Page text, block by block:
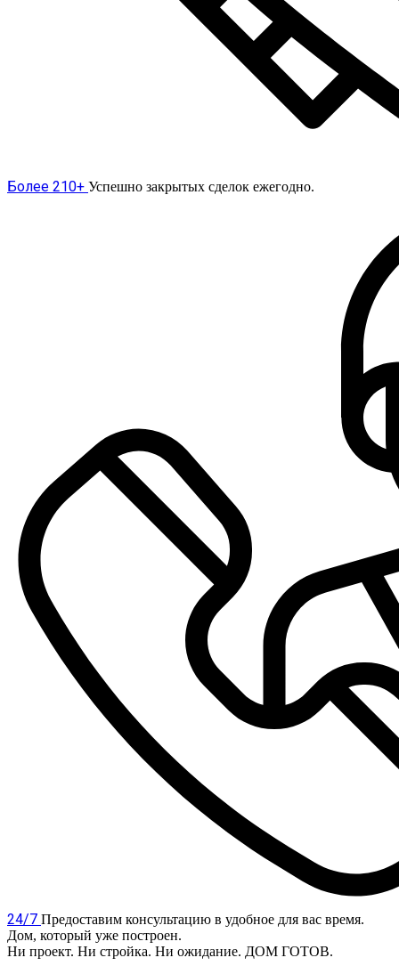
Более 210+ Успешно закрытых сделок ежегодно.
24/7 Предоставим консультацию в удобное для вас время.
Дом, который уже построен.
Ни проект. Ни стройка. Ни ожидание. ДОМ ГОТОВ.